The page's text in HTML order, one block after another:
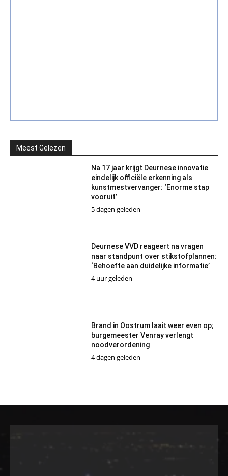
Meest Gelezen
Na 17 jaar krijgt Deurnese innovatie
eindelijk officiële erkenning als
kunstmestvervanger: ‘Enorme stap
vooruit’
5 dagen geleden
Deurnese VVD reageert na vragen
naar standpunt over stikstofplannen:
‘Behoefte aan duidelijke informatie’
4 uur geleden
Brand in Oostrum laait weer even op;
burgemeester Venray verlengt
noodverordening
4 dagen geleden